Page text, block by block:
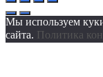
Мы используем
сайта. Политика